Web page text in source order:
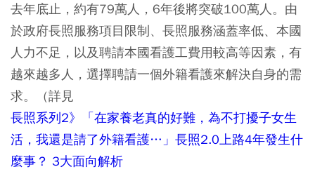
去年底止，約有79萬人，6年後將突破100萬人。由
於政府長照服務項目限制、長照服務涵蓋率低、本國
人力不足，以及聘請本國看護工費用較高等因素，有
越來越多人，選擇聘請一個外籍看護來解決自身的需
求。（詳見
長照系列2》「在家養老真的好難，為不打擾子女生
活，我還是請了外籍看護…」長照2.0上路4年發生什
麼事？ 3大面向解析